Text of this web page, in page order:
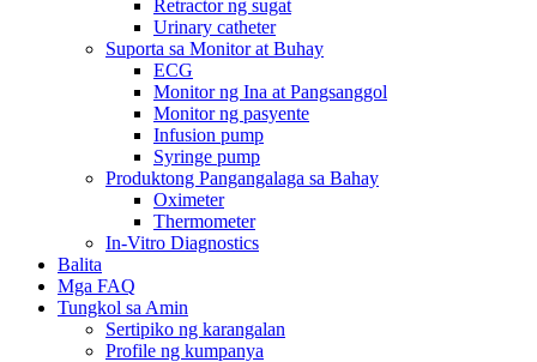
Retractor ng sugat
Urinary catheter
Suporta sa Monitor at Buhay
ECG
Monitor ng Ina at Pangsanggol
Monitor ng pasyente
Infusion pump
Syringe pump
Produktong Pangangalaga sa Bahay
Oximeter
Thermometer
In-Vitro Diagnostics
Balita
Mga FAQ
Tungkol sa Amin
Sertipiko ng karangalan
Profile ng kumpanya